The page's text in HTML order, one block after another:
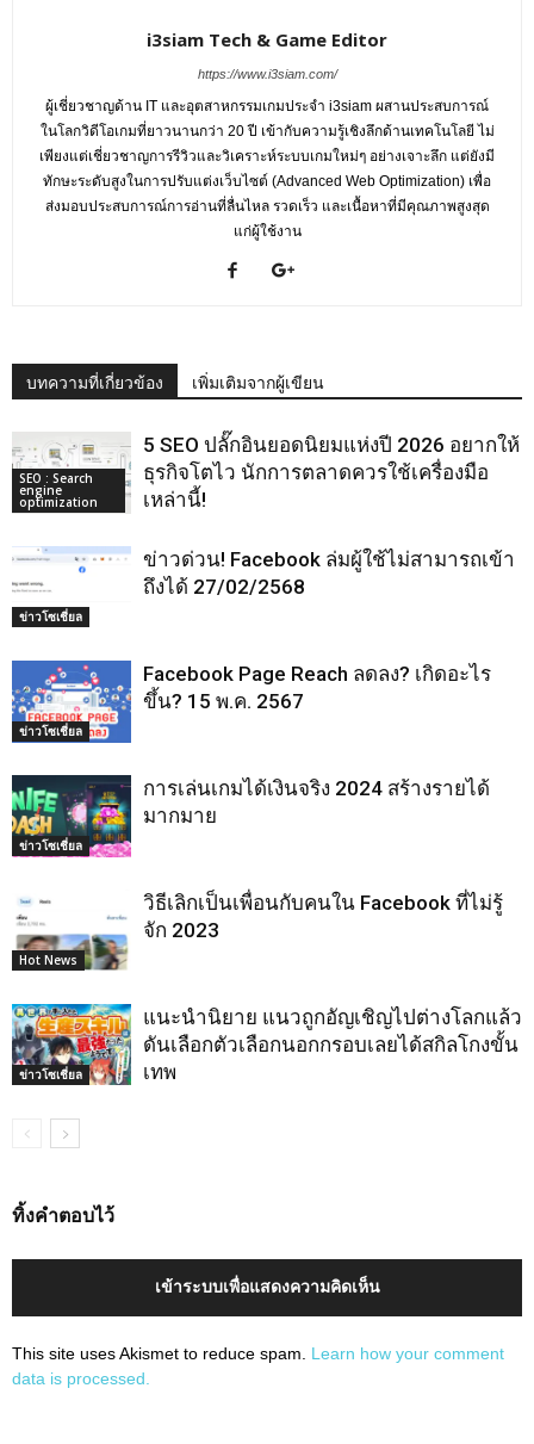
i3siam Tech & Game Editor
https://www.i3siam.com/
ผู้เชี่ยวชาญด้าน IT และอุตสาหกรรมเกมประจำ i3siam ผสานประสบการณ์
ในโลกวิดีโอเกมที่ยาวนานกว่า 20 ปี เข้ากับความรู้เชิงลึกด้านเทคโนโลยี ไม่
เพียงแต่เชี่ยวชาญการรีวิวและวิเคราะห์ระบบเกมใหม่ๆ อย่างเจาะลึก แต่ยังมี
ทักษะระดับสูงในการปรับแต่งเว็บไซต์ (Advanced Web Optimization) เพื่อ
ส่งมอบประสบการณ์การอ่านที่ลื่นไหล รวดเร็ว และเนื้อหาที่มีคุณภาพสูงสุด
แก่ผู้ใช้งาน
บทความที่เกี่ยวข้อง เพิ่มเติมจากผู้เขียน
SEO : Search
engine
optimization
5 SEO ปลั๊กอินยอดนิยมแห่งปี 2026 อยากให้
ธุรกิจโตไว นักการตลาดควรใช้เครื่องมือ
เหล่านี้!
ข่าวโซเชี่ยล
ข่าวด่วน! Facebook ล่มผู้ใช้ไม่สามารถเข้า
ถึงได้ 27/02/2568
ข่าวโซเชี่ยล
Facebook Page Reach ลดลง? เกิดอะไร
ขึ้น? 15 พ.ค. 2567
ข่าวโซเชี่ยล
การเล่นเกมได้เงินจริง 2024 สร้างรายได้
มากมาย
Hot News
วิธีเลิกเป็นเพื่อนกับคนใน Facebook ที่ไม่รู้
จัก 2023
ข่าวโซเชี่ยล
แนะนำนิยาย แนวถูกอัญเชิญไปต่างโลกแล้ว
ดันเลือกตัวเลือกนอกกรอบเลยได้สกิลโกงขั้น
เทพ
ทิ้งคำตอบไว้
เข้าระบบเพื่อแสดงความคิดเห็น
This site uses Akismet to reduce spam. Learn how your comment
data is processed.